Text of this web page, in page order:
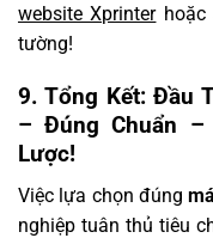
website Xprinterhoặc
tường!
9. Tổng Kết: Đầu
– Đúng Chuẩn –
Lược!
Việc lựa chọn đúng
nghiệp tuân thủ tiêu